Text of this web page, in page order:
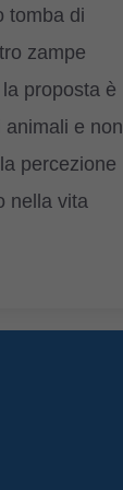
tomba di
zampe
proposta è
e non
percezione
nella vita